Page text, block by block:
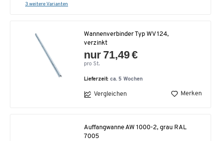
3 weitere Varianten
Wannenverbinder Typ WV 124,
verzinkt
nur 71,49 €
pro St.
Lieferzeit:ca. 5 Wochen
Vergleichen Merken
Auffangwanne AW 1000-2, grau RAL
7005